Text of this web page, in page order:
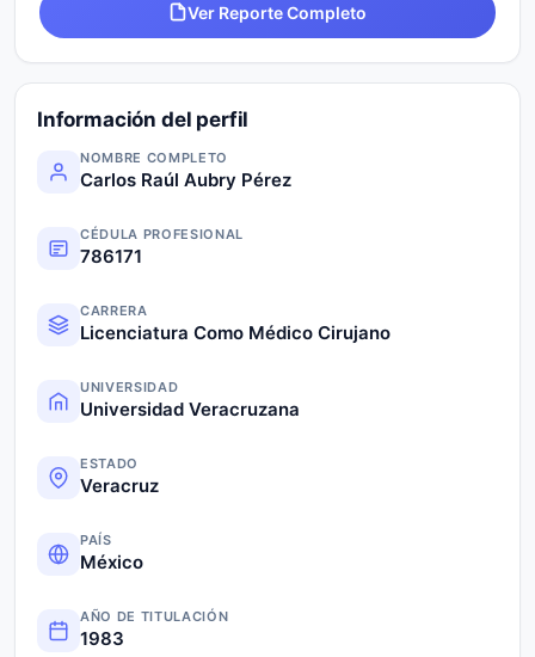
Ver Reporte Completo
Información del perfil
NOMBRE COMPLETO
Carlos Raúl Aubry Pérez
CÉDULA PROFESIONAL
786171
CARRERA
Licenciatura Como Médico Cirujano
UNIVERSIDAD
Universidad Veracruzana
ESTADO
Veracruz
PAÍS
México
AÑO DE TITULACIÓN
1983